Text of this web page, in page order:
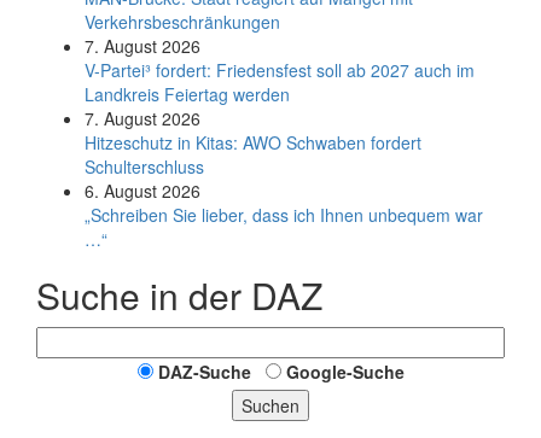
Verkehrsbeschränkungen
7. August 2026
V-Partei­³ fordert: Friedens­fest soll ab 2027 auch im
Land­kreis Feier­tag werden
7. August 2026
Hitzeschutz in Kitas: AWO Schwaben fordert
Schulterschluss
6. August 2026
„Schreiben Sie lieber, dass ich Ihnen unbequem war
…“
Suche in der DAZ
DAZ-Suche
Google-Suche
Suchen